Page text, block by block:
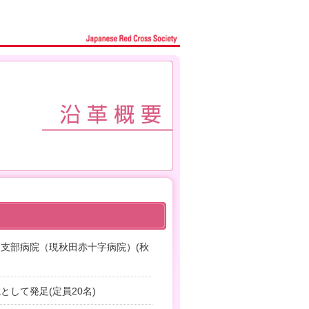
部病院（現秋田赤十字病院）(秋
して発足(定員20名)